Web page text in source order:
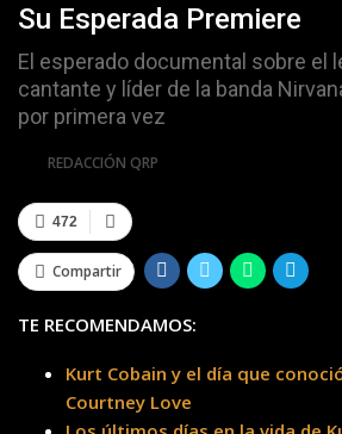
Su Esperada Premiere
El esperado documental sobre el
cantante y líder de la banda
por primera vez
REDACCIÓN QRP
472
Compartir
TE RECOMENDAMOS:
Kurt Cobain y el día que
Courtney Love